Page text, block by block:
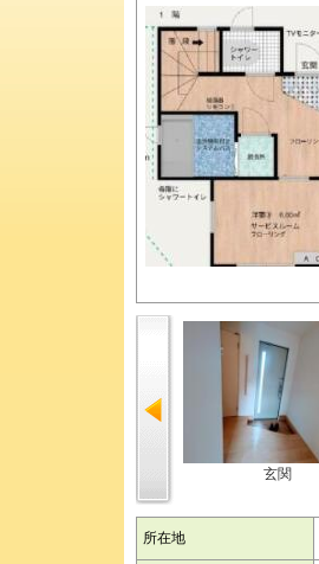
玄関
所在地